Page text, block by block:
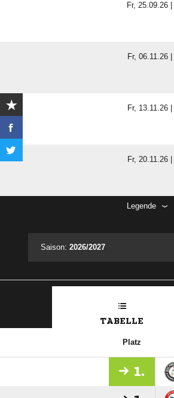
Fr, 25.09.26 |
Fr, 06.11.26 |
Fr, 13.11.26 |
Fr, 20.11.26 |
Legende
Saison: 2026/2027
TABELLE
Platz
1.